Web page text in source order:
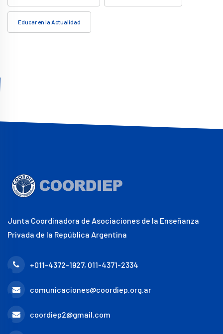
Educar en la Actualidad
Junta Coordinadora de Asociaciones de la Enseñanza
Privada de la República Argentina
+011-4372-1927, 011-4371-2334
comunicaciones@coordiep.org.ar
coordiep2@gmail.com